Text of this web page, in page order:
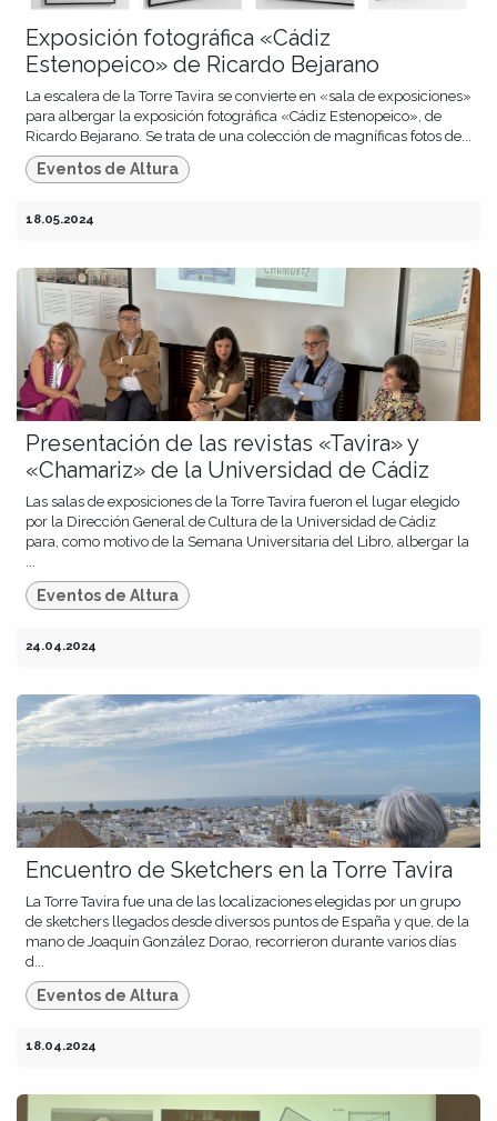
Exposición fotográfica «Cádiz
Estenopeico» de Ricardo Bejarano
La escalera de la Torre Tavira se convierte en «sala de exposiciones»
para albergar la exposición fotográfica «Cádiz Estenopeico», de
Ricardo Bejarano. Se trata de una colección de magníficas fotos de...
Eventos de Altura
18.05.2024
Presentación de las revistas «Tavira» y
«Chamariz» de la Universidad de Cádiz
Las salas de exposiciones de la Torre Tavira fueron el lugar elegido
por la Dirección General de Cultura de la Universidad de Cádiz
para, como motivo de la Semana Universitaria del Libro, albergar la
...
Eventos de Altura
24.04.2024
Encuentro de Sketchers en la Torre Tavira
La Torre Tavira fue una de las localizaciones elegidas por un grupo
de sketchers llegados desde diversos puntos de España y que, de la
mano de Joaquín González Dorao, recorrieron durante varios días
d...
Eventos de Altura
18.04.2024